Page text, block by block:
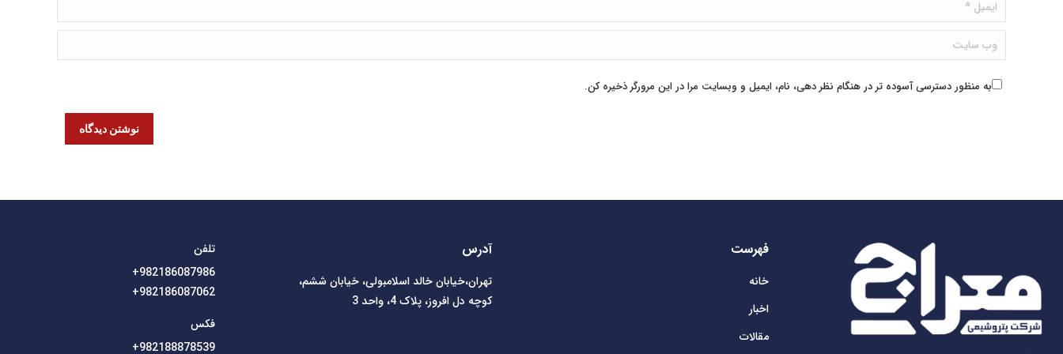
وب سایت
به منظور دسترسی آسوده تر در هنگام نظر دهی، نام، ایمیل و وبسایت مرا در این مرورگر ذخیره کن.
نوشتن دیدگاه
فهرست
خانه
اخبار
مقالات
آدرس
تهران،خیابان خالد اسلامبولی، خیابان ششم،
کوچه دل افروز، پلاک 4، واحد 3
تلفن
982186087986+
982186087062+
فکس
982188878539+